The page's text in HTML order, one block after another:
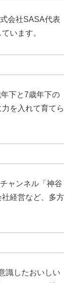
会社SASA代表
います。
下と7歳年下の
を入れて育てら
ャンネル「神谷
経営など、多方
識したおいしい